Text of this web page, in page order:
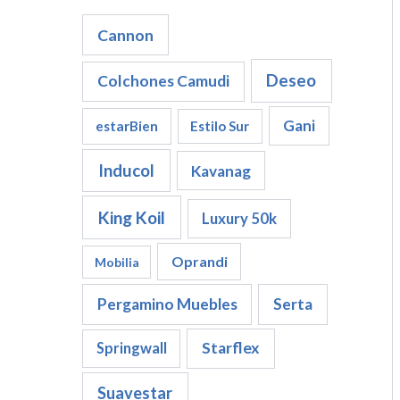
u
c
s
Cannon
Colchones Camudi Deseo
estarBien Estilo Sur Gani
Inducol Kavanag
King Koil Luxury 50k
Mobilia Oprandi
Pergamino Muebles Serta
Springwall Starflex
Suavestar